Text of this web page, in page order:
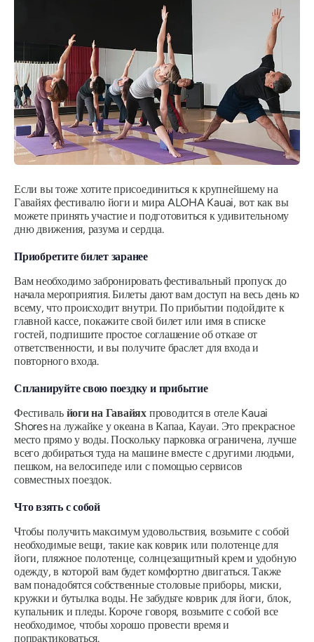
Если вы тоже хотите присоединиться к крупнейшему на
Гавайях фестивалю йоги и мира ALOHA Kauai, вот как вы
можете принять участие и подготовиться к удивительному
дню движения, разума и сердца.
Приобретите билет заранее
Вам необходимо забронировать фестивальный пропуск до
начала мероприятия. Билеты дают вам доступ на весь день ко
всему, что происходит внутри. По прибытии подойдите к
главной кассе, покажите свой билет или имя в списке
гостей, подпишите простое соглашение об отказе от
ответственности, и вы получите браслет для входа и
повторного входа.
Спланируйте свою поездку и прибытие
Фестиваль йоги на Гавайях проводится в отеле Kauai
Shores на лужайке у океана в Капаа, Кауаи. Это прекрасное
место прямо у воды. Поскольку парковка ограничена, лучше
всего добираться туда на машине вместе с другими людьми,
пешком, на велосипеде или с помощью сервисов
совместных поездок.
Что взять с собой
Чтобы получить максимум удовольствия, возьмите с собой
необходимые вещи, такие как коврик или полотенце для
йоги, пляжное полотенце, солнцезащитный крем и удобную
одежду, в которой вам будет комфортно двигаться. Также
вам понадобятся собственные столовые приборы, миски,
кружки и бутылка воды. Не забудьте коврик для йоги, блок,
купальник и пледы. Короче говоря, возьмите с собой все
необходимое, чтобы хорошо провести время и
попрактиковаться.